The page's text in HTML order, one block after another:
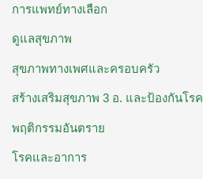
การแพทย์ทางเลือก
ดูแลสุขภาพ
สุขภาพทางเพศและครอบครัว
สร้างเสริมสุขภาพ 3 อ. ​และป้องกันโรค
พฤติกรรมอันตราย
โรคและอาการ